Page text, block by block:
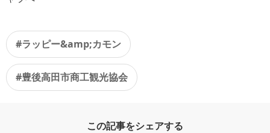
#ラッピー&amp;カモン
#豊後高田市商工観光協会
この記事をシェアする